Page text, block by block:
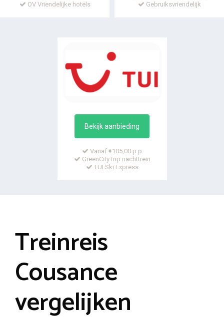
OV Vriendelijke hotels
Gebruiksvriendelijk
Bekijk aanbieding
Vanaf €105,00 p.p
GreenCityTrip nachttrein
TUI Ski Express
Treinreis
Cousance
vergelijken